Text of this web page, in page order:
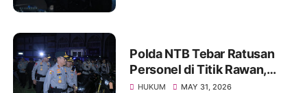
Polda NTB Tebar Ratusan
Personel di Titik Rawan,
Pastikan Masyarakat
HUKUM MAY 31, 2026